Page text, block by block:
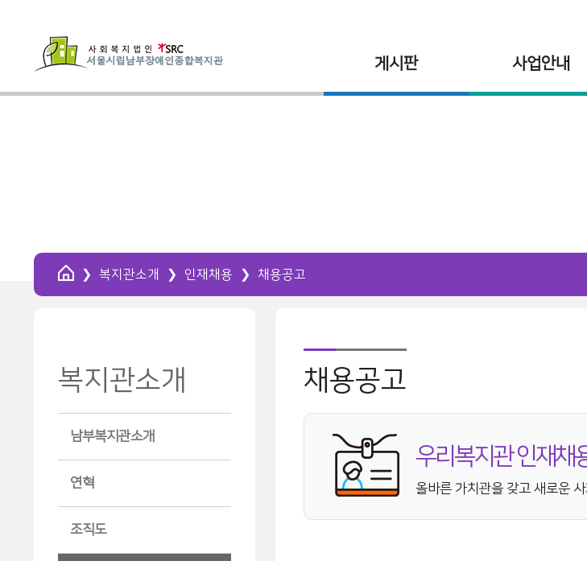
게시판 사업안내
HOME복지관소개 인재채용 채용공고
복지관소개
남부복지관소개
연혁
조직도
채용공고
우리복지관 인재채
올바른 가치관을 갖고 새로운